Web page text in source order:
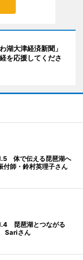
湖大津経済新聞」
を応援してくださ
体で伝える琵琶湖へ
師・鈴村英理子さん
琵琶湖とつながる
Sariさん